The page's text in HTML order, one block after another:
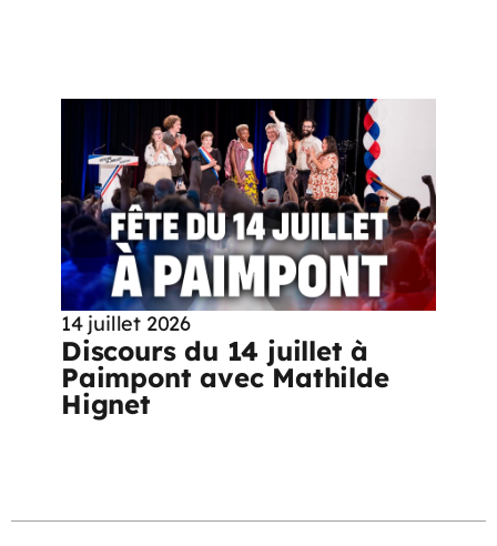
14 juillet 2026
Discours du 14 juillet à
Paimpont avec Mathilde
Hignet